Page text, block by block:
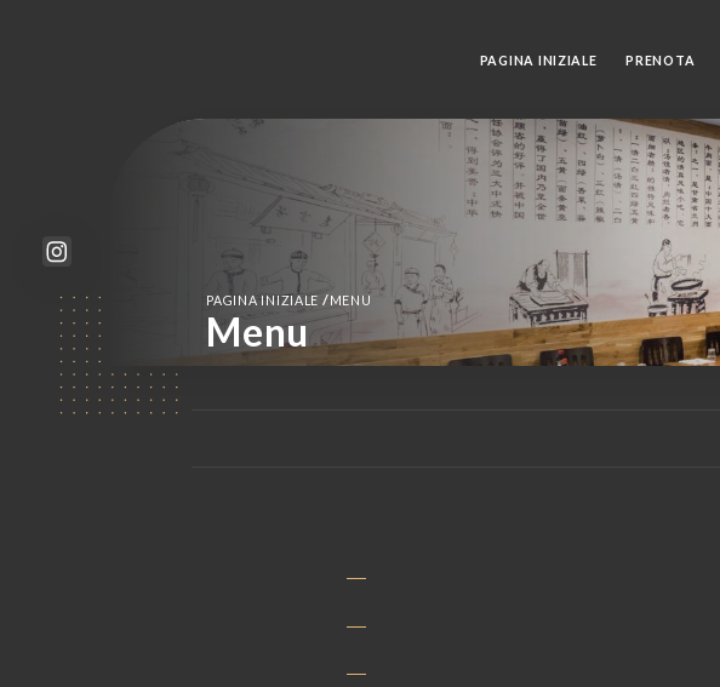
PAGINA INIZIALE PRENOTA
PAGINA INIZIALE / MENU
Menu